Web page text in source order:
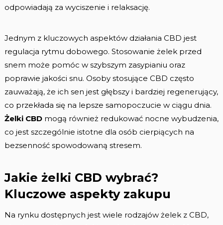
odpowiadają za wyciszenie i relaksację.
Jednym z kluczowych aspektów działania CBD jest
regulacja rytmu dobowego. Stosowanie żelek przed
snem może pomóc w szybszym zasypianiu oraz
poprawie jakości snu. Osoby stosujące CBD często
zauważają, że ich sen jest głębszy i bardziej regenerujący,
co przekłada się na lepsze samopoczucie w ciągu dnia.
Żelki CBDmogą również redukować nocne wybudzenia,
co jest szczególnie istotne dla osób cierpiących na
bezsenność spowodowaną stresem.
Jakie żelki CBD wybrać?
Kluczowe aspekty zakupu
Na rynku dostępnych jest wiele rodzajów żelek z CBD,